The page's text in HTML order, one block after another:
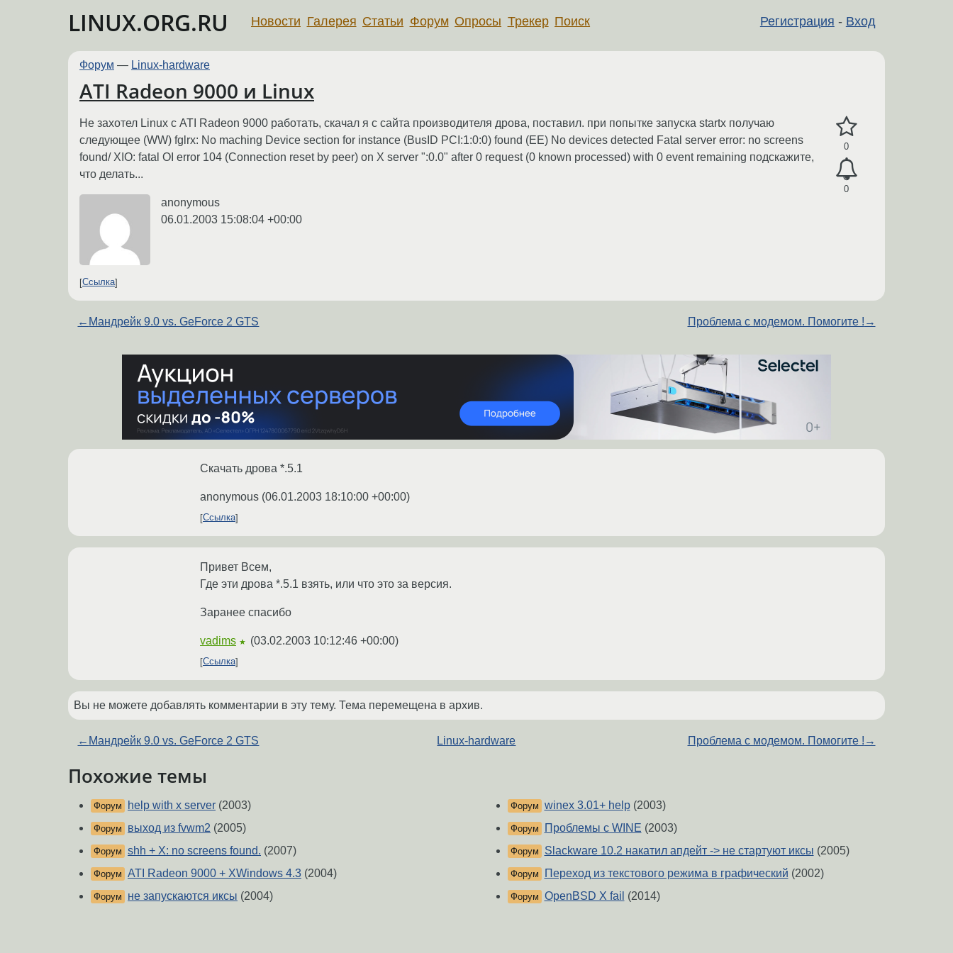
LINUX.ORG.RU Регистрация - Вход
Новости Галерея Статьи Форум Опросы Трекер Поиск
Форум — Linux-hardware
ATI Radeon 9000 и Linux
0
0
Не захотел Linux с ATI Radeon 9000 работать, скачал я с сайта производителя дрова, поставил. при попытке запуска startx получаю
следующее (WW) fglrx: No maching Device section for instance (BusID PCI:1:0:0) found (EE) No devices detected Fatal server error: no screens
found/ XIO: fatal OI error 104 (Connection reset by peer) on X server ":0.0" after 0 request (0 known processed) with 0 event remaining подскажите,
что делать...
anonymous
06.01.2003 15:08:04 +00:00
Ссылка
← Мандрейк 9.0 vs. GeForce 2 GTS Проблема с модемом. Помогите ! →
Скачать дрова *.5.1
anonymous (06.01.2003 18:10:00 +00:00)
Ссылка
Привет Всем,
Где эти дрова *.5.1 взять, или что это за версия.
Заранее спасибо
vadims ★ (03.02.2003 10:12:46 +00:00)
Ссылка
Вы не можете добавлять комментарии в эту тему. Тема перемещена в архив.
← Мандрейк 9.0 vs. GeForce 2 GTS Linux-hardware Проблема с модемом. Помогите ! →
Похожие темы
Форум help with x server (2003)
Форум выход из fvwm2 (2005)
Форум shh + X: no screens found. (2007)
Форум ATI Radeon 9000 + XWindows 4.3 (2004)
Форум не запускаются иксы (2004)
Форум winex 3.01+ help(2003)
Форум Проблемы с WINE (2003)
Форум Slackware 10.2 накатил апдейт -> не стартуют иксы (2005)
Форум Переход из текстового режима в графический (2002)
Форум OpenBSD X fail (2014)